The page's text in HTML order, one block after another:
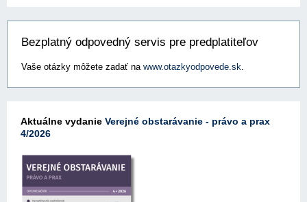
Bezplatný odpovedný servis pre predplatiteľov
Vaše otázky môžete zadať na www.otazkyodpovede.sk.
Aktuálne vydanie Verejné obstarávanie - právo a prax
4/2026